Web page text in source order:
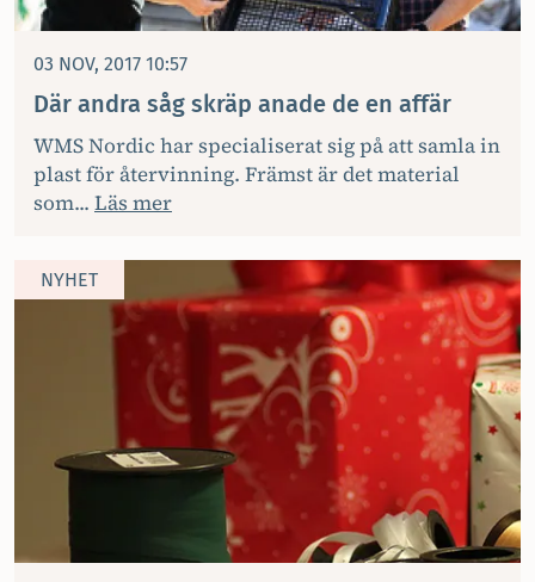
03 NOV, 2017 10:57
Där andra såg skräp anade de en affär
WMS Nordic har specialiserat sig på att samla in
plast för återvinning. Främst är det material
som... Läs mer
NYHET